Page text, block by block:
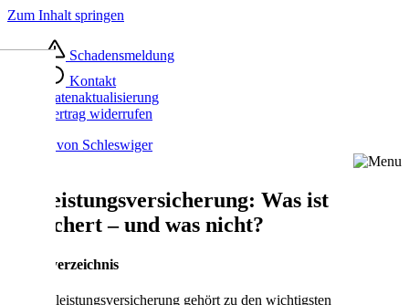
Zum Inhalt springen
Schadensmeldung
Kontakt
Datenaktualisierung
Vertrag widerrufen
Bauleistungsversicherung: Was ist
versichert – und was nicht?
Inhaltsverzeichnis
Die Bauleistungsversicherung gehört zu den wichtigsten